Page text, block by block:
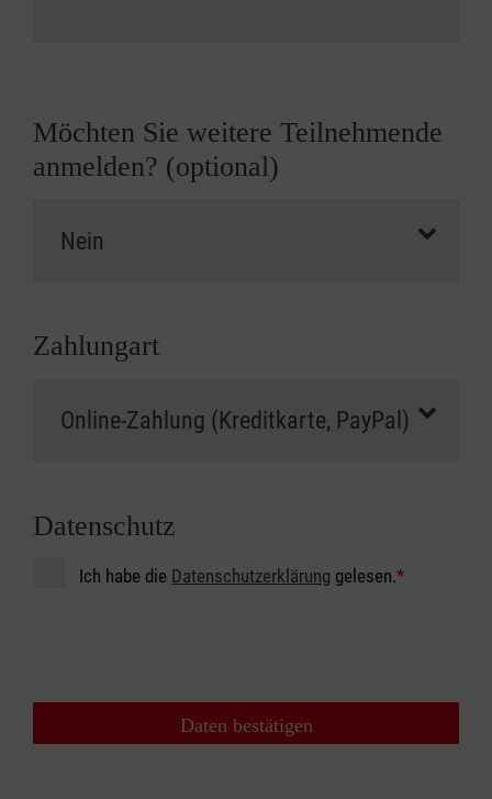
Möchten Sie weitere Teilnehmende
anmelden? (optional)
Zahlungart
Datenschutz
Ich habe die Datenschutzerklärung gelesen.*
Daten bestätigen